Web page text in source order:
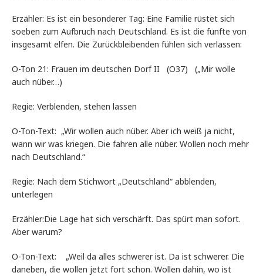
Erzähler: Es ist ein besonderer Tag: Eine Familie rüstet sich
soeben zum Aufbruch nach Deutschland. Es ist die fünfte von
insgesamt elfen. Die Zurückbleibenden fühlen sich verlassen:
O-Ton 21: Frauen im deutschen Dorf II (O37) („Mir wolle
auch nüber…)
Regie: Verblenden, stehen lassen
O-Ton-Text: „Wir wollen auch nüber. Aber ich weiß ja nicht,
wann wir was kriegen. Die fahren alle nüber. Wollen noch mehr
nach Deutschland.“
Regie: Nach dem Stichwort „Deutschland“ abblenden,
unterlegen
Erzähler:Die Lage hat sich verschärft. Das spürt man sofort.
Aber warum?
O-Ton-Text: „Weil da alles schwerer ist. Da ist schwerer. Die
daneben, die wollen jetzt fort schon. Wollen dahin, wo ist